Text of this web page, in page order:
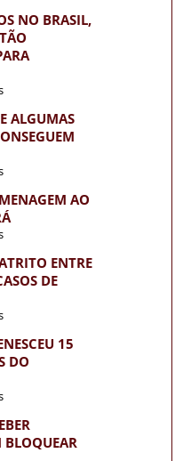
NO BRASIL,
ALGUMAS
AO
ENTRE
DE
15
DO
BLOQUEAR